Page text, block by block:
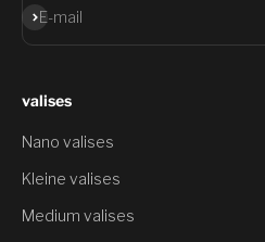
E-mail
Aanmelden
valises
Nano valises
Kleine valises
Medium valises